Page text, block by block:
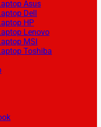
Asus
Dell
HP
Lenovo
MSI
Toshiba